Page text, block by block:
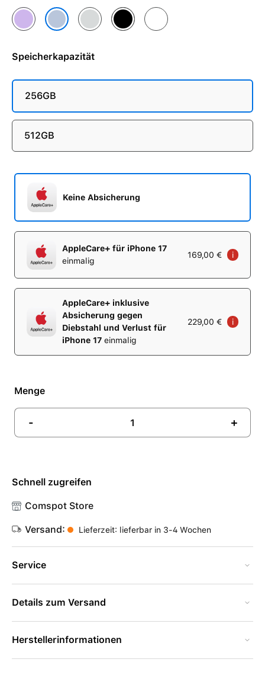
LavendelNebelblauSalbei SchwarzWeiß
Speicherkapazität
256GB
512GB
Keine Absicherung
AppleCare+ für iPhone 17
einmalig
169,00 € i
AppleCare+ inklusive
Absicherung gegen
Diebstahl und Verlust für
iPhone 17 einmalig
229,00 € i
Menge
- +
Schnell zugreifen
Comspot Store
Versand: Lieferzeit: lieferbar in 3-4 Wochen
Service
Details zum Versand
Herstellerinformationen